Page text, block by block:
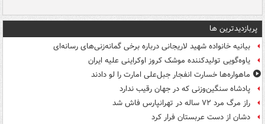
پربازدیدترین ها
بیانیه خانواده شهید لاریجانی درباره برخی گمانه‌زنی‌های رسانه‌ای
یاوه‌گویی تولیدکننده موشک کروز اوکراینی علیه ایران
ماهواره‌ها خسارت انفجار جبل‌علی امارت را لو دادند
پادشاه سنگین‌وزنی که در جهان رقیب ندارد
راز مرگ مرد ۷۲ ساله در تهرانپارس فاش شد
دشان از دست عربستان فرار کرد